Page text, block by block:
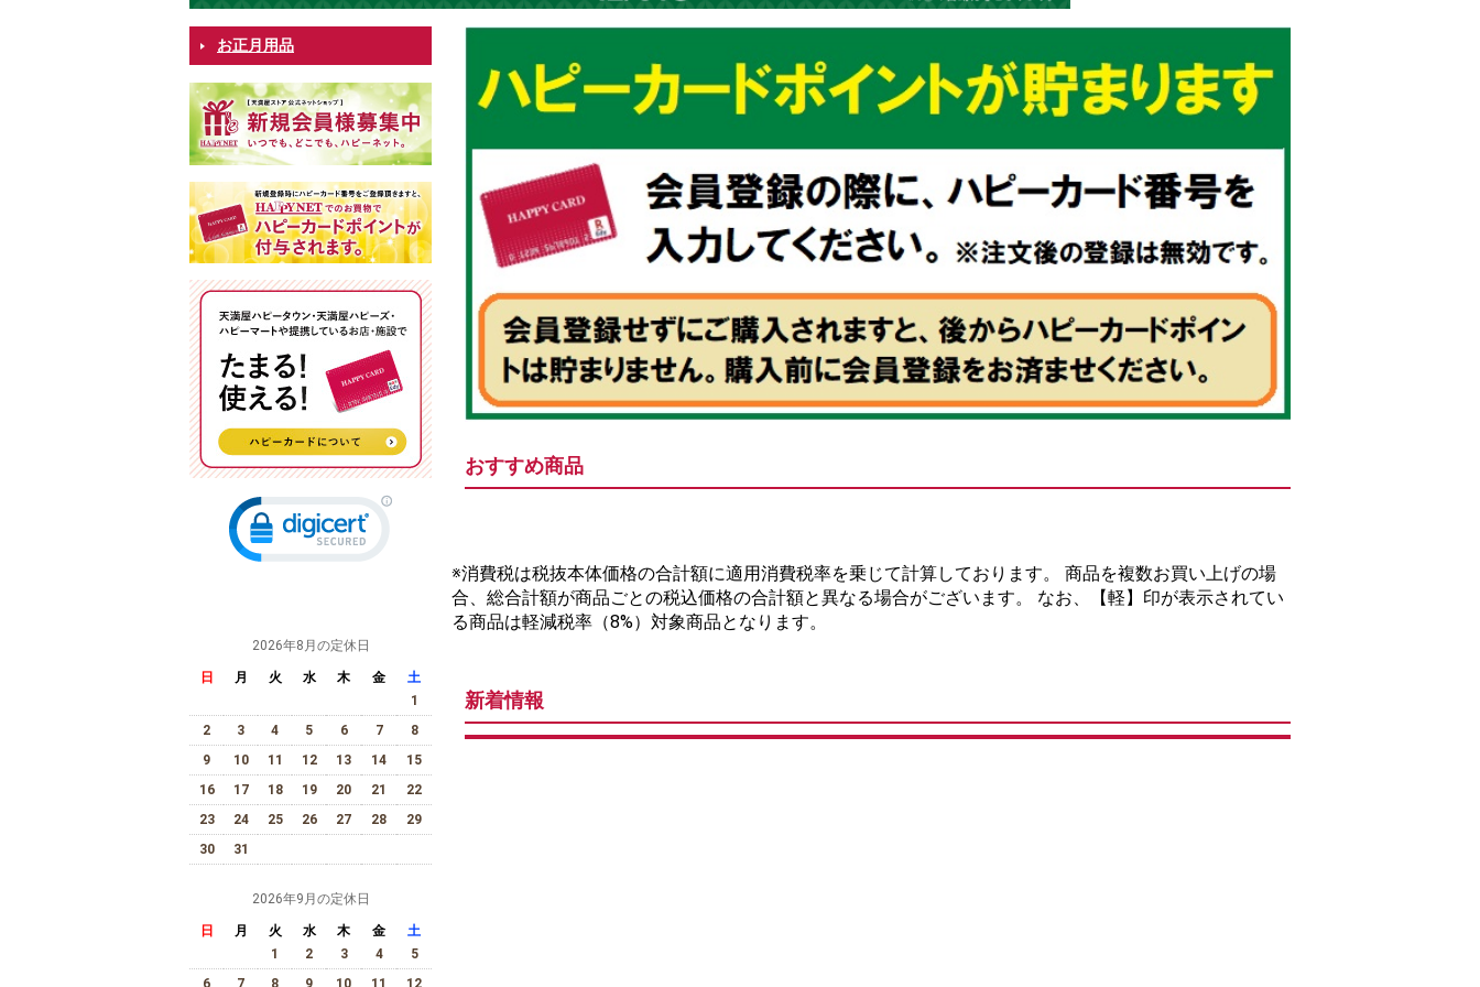
お正月用品
2026年8月の定休日
日 月 火 水 木 金
土
1
2
3 4 5 6 7
8
9
10 11 12 13 14
15
16
17 18 19 20 21
22
23
24 25 26 27 28
29
30
31
2026年9月の定休日
日 月 火 水 木 金
土
1
2 3 4
5
6
7 8 9 10 11 12
おすすめ商品
※消費税は税抜本体価格の合計額に適用消費税率を乗じて計算しております。 商品を複数お買い上げの場
合、総合計額が商品ごとの税込価格の合計額と異なる場合がございます。 なお、【軽】印が表示されてい
る商品は軽減税率（8%）対象商品となります。
新着情報